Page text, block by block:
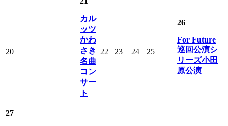
20
カル
ッツ
かわ
さき
名曲
コン
サー
ト
22 23 24 25
26
For Future
巡回公演シ
リーズ小田
原公演
27